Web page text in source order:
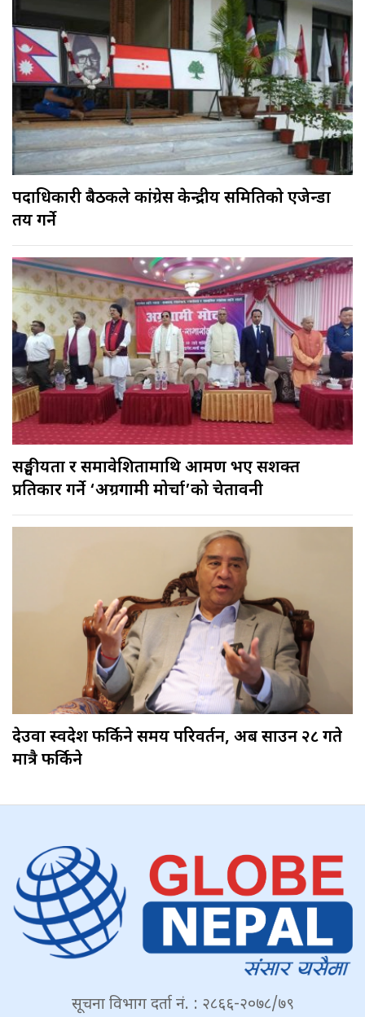
पदाधिकारी बैठकले कांग्रेस केन्द्रीय समितिकाे एजेन्डा
तय गर्ने
सङ्घीयता र समावेशितामाथि आक्रमण भए सशक्त
प्रतिकार गर्ने ‘अग्रगामी मोर्चा’को चेतावनी
देउवा स्वदेश फर्किने समय परिवर्तन, अब साउन २८ गते
मात्रै फर्किने
सूचना विभाग दर्ता नं. : २८६६-२०७८/७९